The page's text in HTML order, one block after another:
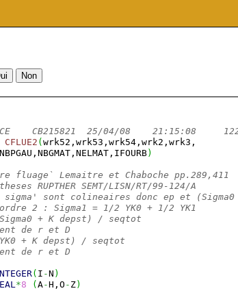
CB215821  25/04/08
CFLUE2 (wrk52,wrk53,wrk54,wrk2,wrk3,
)
fluage` Lemaitre et Chaboche pp.289,411
RUPTHER SEMT/LISN/RT/99-124/A
sigma' sont colineaires donc ep et
2 : Sigma1 = 1/2 YK0 + 1/2 YK1
+ K depst) / seqtot
de r et D
+ K depst) / seqtot
de r et D
( I -N )
*8 (A-H,O - Z)